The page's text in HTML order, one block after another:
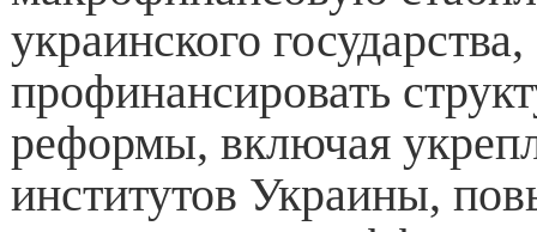
украинского
профинансировать
реформы, включая
институтов Украины,